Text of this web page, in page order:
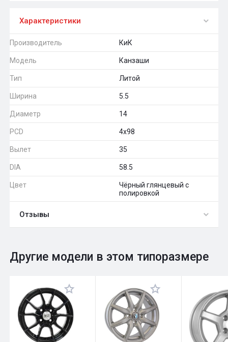
Характеристики
Производитель КиК
Модель Канзаши
Тип Литой
Ширина 5.5
Диаметр 14
PCD 4x98
Вылет 35
DIA 58.5
Цвет
Чёрный глянцевый с
полировкой
Отзывы
Оставить отзыв
Общий рейтинг 0
Другие модели в этом типоразмере